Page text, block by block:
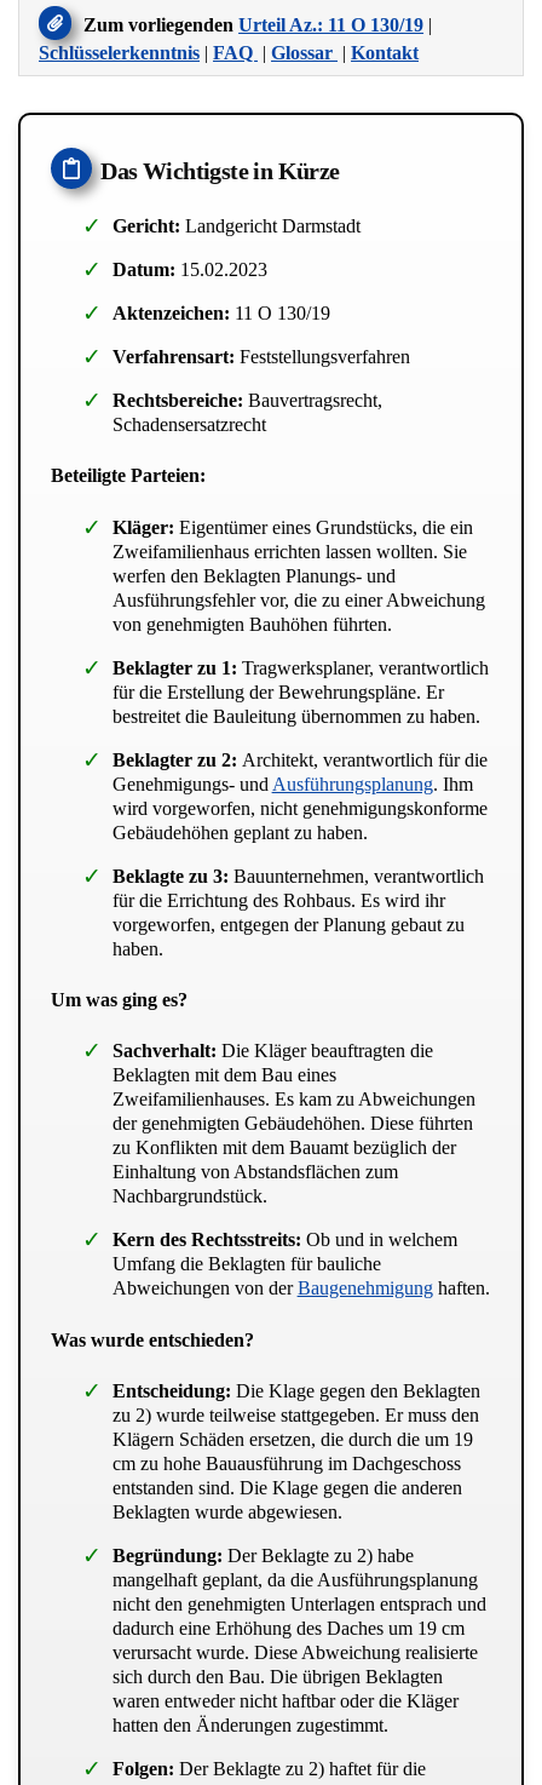
Zum vorliegendenUrteil Az.: 11 O 130/19 |
Schlüsselerkenntnis | FAQ | Glossar | Kontakt
Das Wichtigste in Kürze
Gericht: Landgericht Darmstadt
Datum: 15.02.2023
Aktenzeichen: 11 O 130/19
Verfahrensart: Feststellungsverfahren
Rechtsbereiche: Bauvertragsrecht,
Schadensersatzrecht
Beteiligte Parteien:
Kläger: Eigentümer eines Grundstücks, die ein
Zweifamilienhaus errichten lassen wollten. Sie
werfen den Beklagten Planungs- und
Ausführungsfehler vor, die zu einer Abweichung
von genehmigten Bauhöhen führten.
Beklagter zu 1: Tragwerksplaner, verantwortlich
für die Erstellung der Bewehrungspläne. Er
bestreitet die Bauleitung übernommen zu haben.
Beklagter zu 2: Architekt, verantwortlich für die
Genehmigungs- und Ausführungsplanung. Ihm
wird vorgeworfen, nicht genehmigungskonforme
Gebäudehöhen geplant zu haben.
Beklagte zu 3: Bauunternehmen, verantwortlich
für die Errichtung des Rohbaus. Es wird ihr
vorgeworfen, entgegen der Planung gebaut zu
haben.
Um was ging es?
Sachverhalt: Die Kläger beauftragten die
Beklagten mit dem Bau eines
Zweifamilienhauses. Es kam zu Abweichungen
der genehmigten Gebäudehöhen. Diese führten
zu Konflikten mit dem Bauamt bezüglich der
Einhaltung von Abstandsflächen zum
Nachbargrundstück.
Kern des Rechtsstreits: Ob und in welchem
Umfang die Beklagten für bauliche
Abweichungen von derBaugenehmigunghaften.
Was wurde entschieden?
Entscheidung: Die Klage gegen den Beklagten
zu 2) wurde teilweise stattgegeben. Er muss den
Klägern Schäden ersetzen, die durch die um 19
cm zu hohe Bauausführung im Dachgeschoss
entstanden sind. Die Klage gegen die anderen
Beklagten wurde abgewiesen.
Begründung: Der Beklagte zu 2) habe
mangelhaft geplant, da die Ausführungsplanung
nicht den genehmigten Unterlagen entsprach und
dadurch eine Erhöhung des Daches um 19 cm
verursacht wurde. Diese Abweichung realisierte
sich durch den Bau. Die übrigen Beklagten
waren entweder nicht haftbar oder die Kläger
hatten den Änderungen zugestimmt.
Folgen: Der Beklagte zu 2) haftet für die